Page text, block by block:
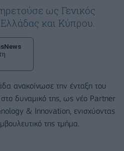
ως Γενικός
και Κύπρου.
ανακοίνωσε την ένταξη του
στο δυναμικό της, ως νέο Partner
& Innovation, ενισχύοντας
της τμήμα.